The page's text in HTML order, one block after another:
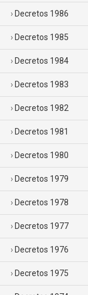
Decretos 1986
Decretos 1985
Decretos 1984
Decretos 1983
Decretos 1982
Decretos 1981
Decretos 1980
Decretos 1979
Decretos 1978
Decretos 1977
Decretos 1976
Decretos 1975